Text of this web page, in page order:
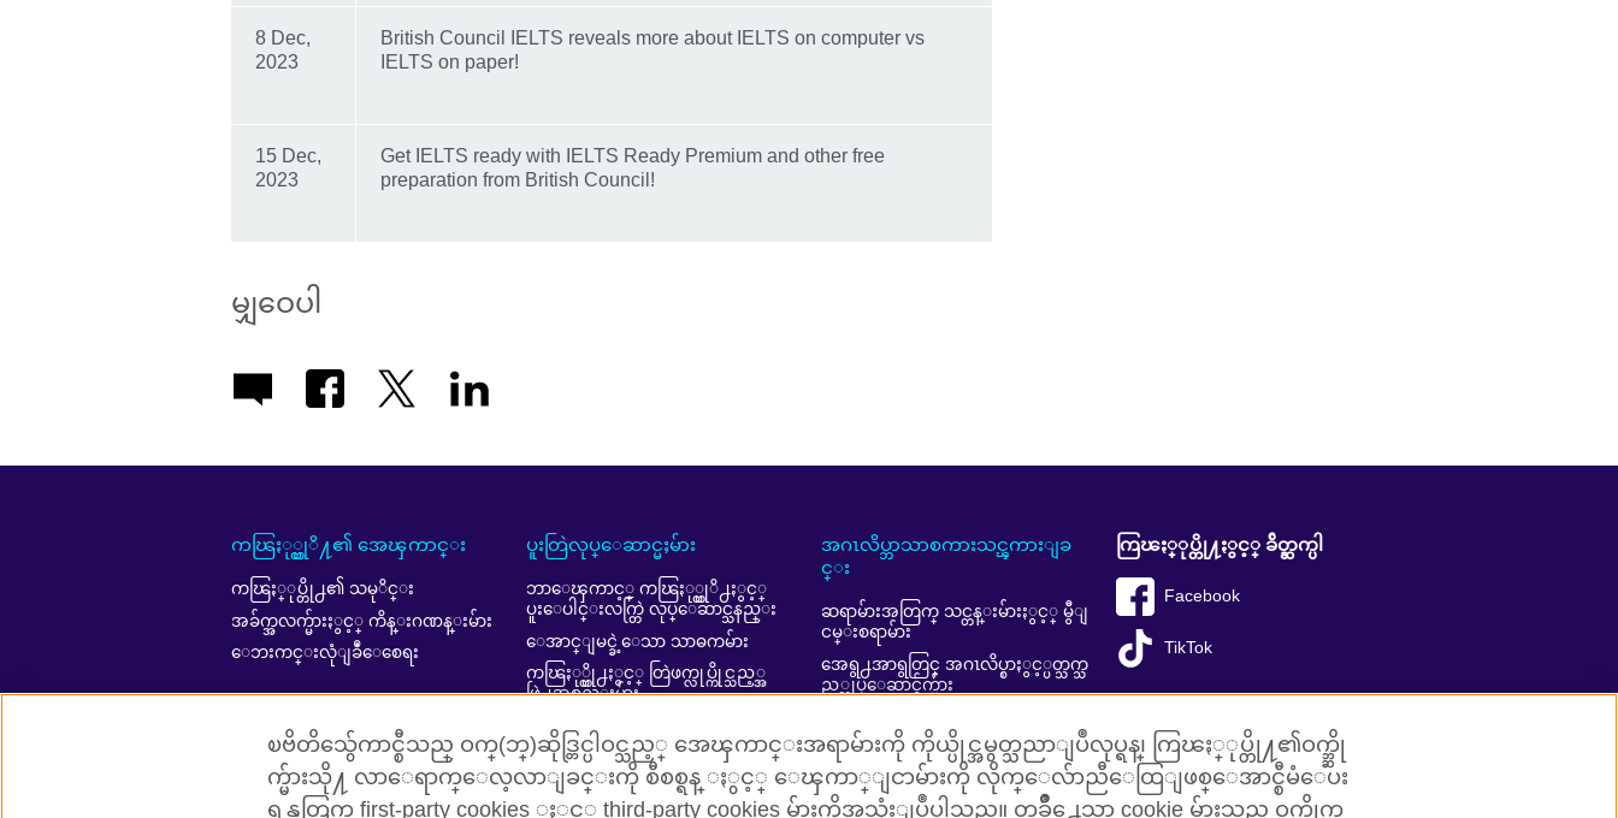
8 Dec,
2023
British Council IELTS reveals more about IELTS on computer vs
IELTS on paper!
15 Dec,
2023
Get IELTS ready with IELTS Ready Premium and other free
preparation from British Council!
မျှဝေပါ
ကၽြႏု္ပ္တုိ႔၏ အေၾကာင္း
ကၽြႏ္ုပ္တို႕၏ သမုိင္း
အခ်က္အလက္မ်ားႏွင့္ ကိန္းဂဏန္းမ်ား
ေဘးကင္းလုံျခဳံေစေရး
ပူးတြဲလုပ္ေဆာင္မႈမ်ား
ဘာေၾကာင့္ ကၽြႏု္ပ္တုိ႕ႏွင့္
ပူးေပါင္းလက္တြဲ လုပ္ေဆာင္သနည္း
ေအာင္ျမင္ခဲ့ေသာ သာဓကမ်ား
ကၽြႏု္ပ္တို႕ႏွင့္ တြဲဖက္လုပ္ကိုင္သည့္အ
ဖြဲ႕အစည္းမ်ား
Affiliate marketing (in English)
အဂၤလိပ္ဘာသာစကားသင္ၾကားျခ
င္း
ဆရာမ်ားအတြက္ သင္တန္းမ်ားႏွင့္ မွီျ
ငမ္းစရာမ်ား
အေရွ႕အာရွတြင္ အဂၤလိပ္စာႏွင့္ပတ္သက္သ
ည့္လုပ္ေဆာင္ခ်က္မ်ား
ကြၽႏ္ုပ္တို႔ႏွင့္ ခ်ိတ္ဆက္ပါ
Facebook
TikTok
ၿဗိတိသွ်ေကာင္စီသည္ ဝက္(ဘ္)ဆိုဒ္တြင္ပါဝင္သည့္ အေၾကာင္းအရာမ်ားကို ကိုယ္ပိုင္အမွတ္သညာျပဳလုပ္ရန္၊ ကြၽႏ္ုပ္တို႔၏ဝက္ဘ္ဆို
က္မ်ားသို႔ လာေရာက္ေလ့လာျခင္းကို စီစစ္ရန္ ႏွင့္ ေၾကာ္ျငာမ်ားကို လိုက္ေလ်ာညီေထြျဖစ္ေအာင္စီမံေပး
ရန္အတြက္ first-party cookies ႏွင့္ third-party cookies မ်ားကိုအသုံးျပဳပါသည္။ တခ်ိဳ႕ေသာ cookie မ်ားသည္ ဝက္ဘ္ဆိုက္လ